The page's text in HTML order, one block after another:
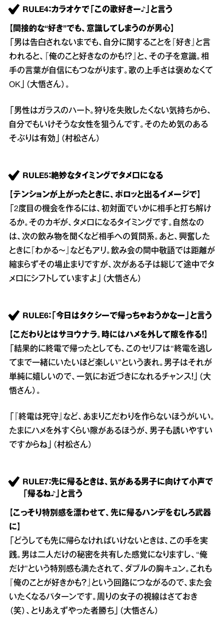
RULE4：カラオケで「この歌好きー♪」と言う
【間接的な“好き”でも、意識してしまうのが男心】
「男は告白されないまでも、自分に関することを『好き』と言
われると、『俺のこと好きなのかも！？』と、その子を意識。相
手の言葉が自信にもつながります。歌の上手さは褒めなくて
OK」（大悟さん）。
「男性はガラスのハート。狩りを失敗したくない気持ちから、
自分でもいけそうな女性を狙うんです。そのため気のある
そぶりは有効」（村松さん）
RULE5：絶妙なタイミングでタメ口になる
【テンションが上がったときに、ポロッと出るイメージで】
「2度目の機会を作るには、初対面でいかに相手と打ち解け
るか。そのカギが、タメ口になるタイミングです。自然なの
は、次の飲み物を聞くなど相手への質問系。あと、興奮した
ときに『わかる～』などもアリ。飲み会の間中敬語では距離が
縮まらずその場止まりですが、次がある子は総じて途中でタ
メ口にシフトしていますよ」（大悟さん）
RULE6：「今日はタクシーで帰っちゃおうかなー」と言う
【こだわりとはサヨウナラ。時にはハメを外して隙を作る！】
「結果的に終電で帰ったとしても、このセリフは“終電を逃し
てまで一緒にいたいほど楽しい”という表れ。男子はそれが
単純に嬉しいので、一気にお近づきになれるチャンス！」（大
悟さん）。
「『終電は死守』など、あまりこだわりを作らないほうがいい。
たまにハメを外すくらい隙があるほうが、男子も誘いやすい
ですからね」（村松さん）
RULE7：先に帰るときは、気がある男子に向けて小声で
「帰るね♪」と言う
【こっそり特別感を漂わせて、先に帰るハンデをむしろ武器
に】
「どうしても先に帰らなければいけないときは、この手を実
践。男は二人だけの秘密を共有した感覚になりますし、“俺
だけ”という特別感も満たされて、ダブルの胸キュン。これも
『俺のことが好きかも？』という回路につながるので、また会
いたくなるパターンです。周りの女子の視線はさておき
（笑）、とりあえずやった者勝ち」（大悟さん）